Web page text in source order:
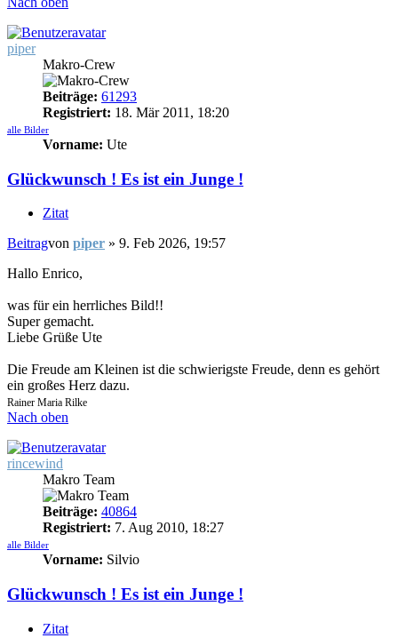
piper
Makro-Crew
Beiträge: 61293
Registriert: 18. Mär 2011, 18:20
alle Bilder
Vorname: Ute
Glückwunsch ! Es ist ein Junge !
Zitat
Beitragvon piper » 9. Feb 2026, 19:57
Hallo Enrico,
was für ein herrliches Bild!!
Super gemacht.
Liebe Grüße Ute
Die Freude am Kleinen ist die schwierigste Freude, denn es gehört
ein großes Herz dazu.
Rainer Maria Rilke
Nach oben
rincewind
Makro Team
Beiträge: 40864
Registriert: 7. Aug 2010, 18:27
alle Bilder
Vorname: Silvio
Glückwunsch ! Es ist ein Junge !
Zitat